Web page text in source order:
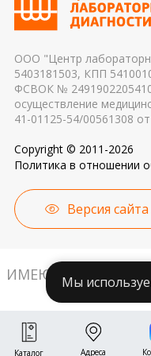
причиной
ООО "Центр
5403181503, КПП
ФСВОК №
осуществление
41-01125-54/00561308 от
Copyright © 2011-2026
Политика в отношении
Версия
ИМЕЮТСЯ
Каталог Адреса
Мы